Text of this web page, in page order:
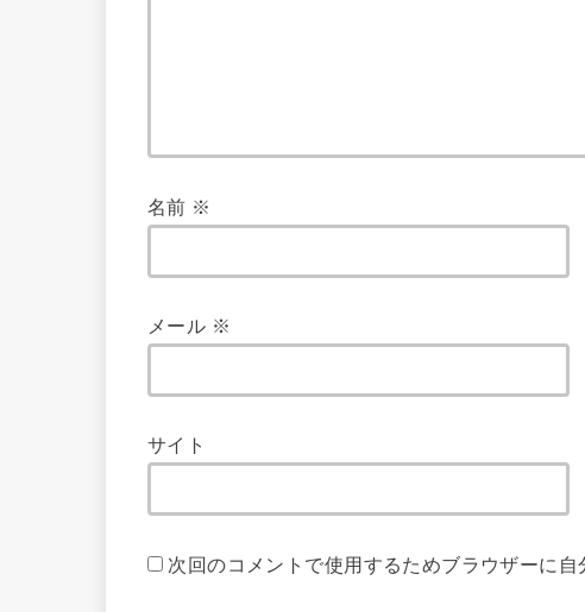
名前 ※
メール ※
サイト
次回のコメントで使用するためブラウザーに